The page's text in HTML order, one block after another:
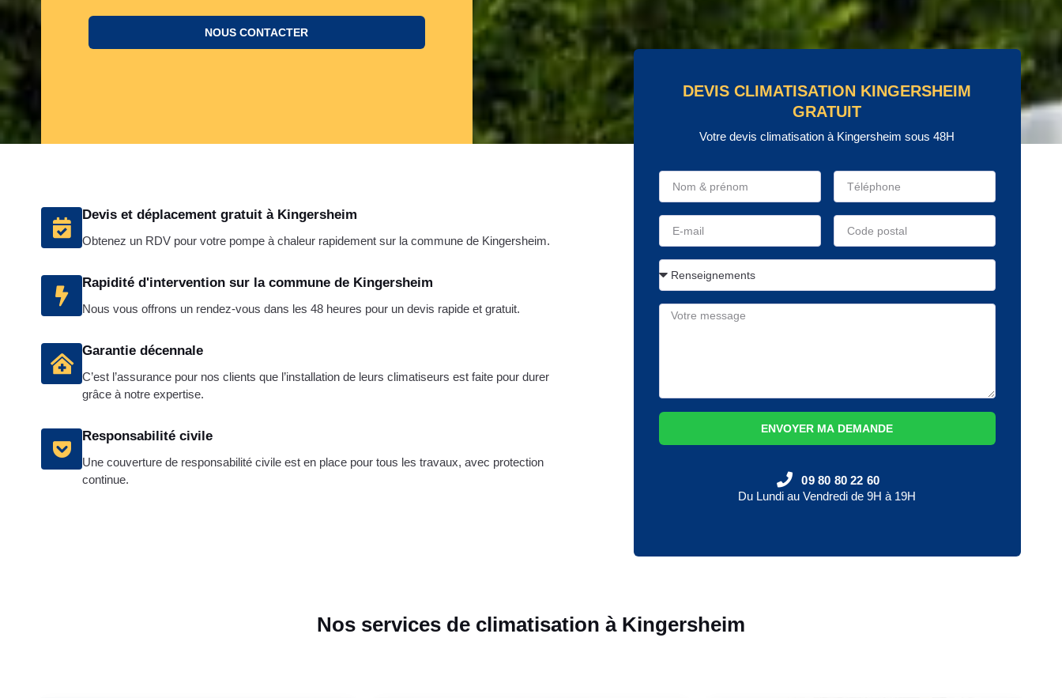
NOUS CONTACTER
Devis et déplacement gratuit à Kingersheim
Obtenez un RDV pour votre pompe à chaleur rapidement sur la commune de Kingersheim.
Rapidité d'intervention sur la commune de Kingersheim
Nous vous offrons un rendez-vous dans les 48 heures pour un devis rapide et gratuit.
Garantie décennale
C’est l’assurance pour nos clients que l’installation de leurs climatiseurs est faite pour durer
grâce à notre expertise.
Responsabilité civile
Une couverture de responsabilité civile est en place pour tous les travaux, avec protection
continue.
DEVIS CLIMATISATION KINGERSHEIM
GRATUIT
Votre devis climatisation à Kingersheim sous 48H
ENVOYER MA DEMANDE
09 80 80 22 60
Du Lundi au Vendredi de 9H à 19H
Nos services de climatisation à Kingersheim